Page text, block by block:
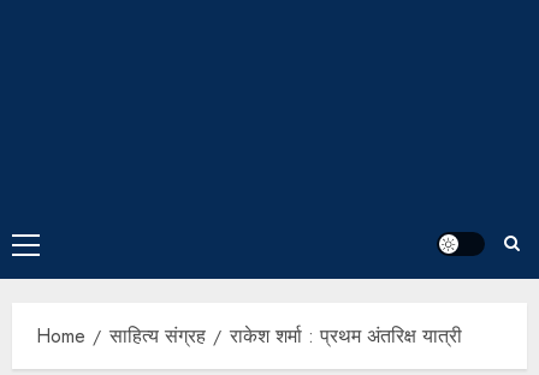
Home साहित्य संग्रह राकेश शर्मा : प्रथम अंतरिक्ष यात्री